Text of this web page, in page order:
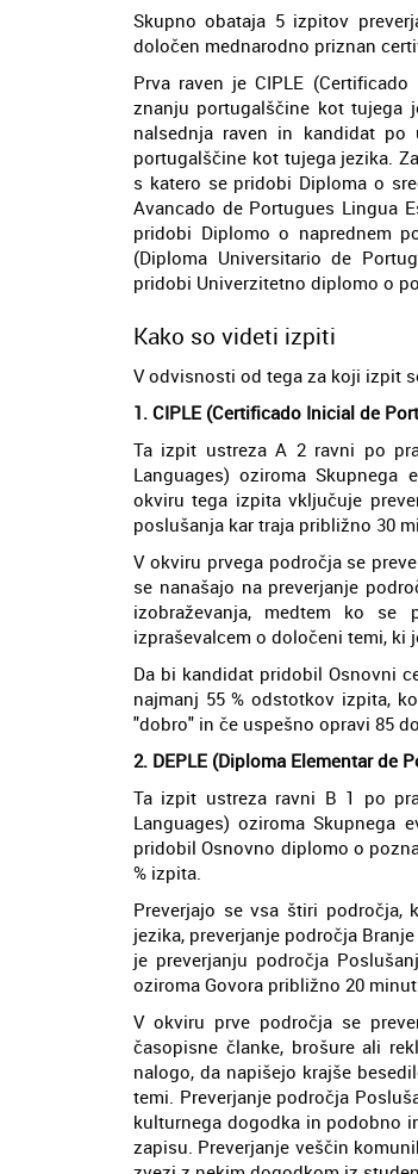
Skupno obataja 5 izpitov
določen mednarodno priznan
Prva raven je CIPLE
znanju portugalščine kot tujega
nalsednja raven in kandidat po
portugalščine kot tujega jezika.
s katero se pridobi Diploma o
Avancado de Portugues Lingua
pridobi Diplomo o naprednem
(Diploma Universitario de
pridobi Univerzitetno diplomo o
Kako so videti izpiti
V odvisnosti od tega za koji izpit
1. CIPLE (Certificado Inicial de
Ta izpit ustreza A 2 ravni po
Languages) oziroma Skupnega
okviru tega izpita vključuje
poslušanja kar traja približno 30
V okviru prvega področja se
se nanašajo na preverjanje
izobraževanja, medtem ko
izpraševalcem o določeni temi, ki
Da bi kandidat pridobil Osnovni
najmanj 55 % odstotkov izpita,
"dobro" in če uspešno opravi 85
2. DEPLE (Diploma Elementar de
Ta izpit ustreza ravni B 1 po
Languages) oziroma Skupnega
pridobil Osnovno diplomo o
% izpita.
Preverjajo se vsa štiri
jezika, preverjanje področja
je preverjanju področja
oziroma Govora približno 20 minut.
V okviru prve področja se
časopisne članke, brošure ali
nalogo, da napišejo krajše
temi. Preverjanje področja
kulturnega dogodka in podobno
zapisu. Preverjanje veščin